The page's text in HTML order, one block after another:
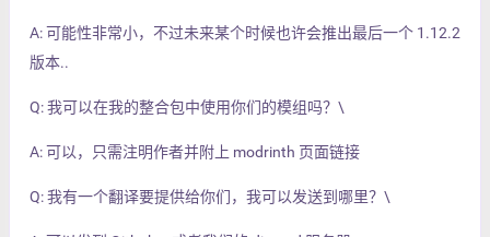
A: 可能性非常小，不过未来某个时候也许会推出最后一个 1.12.2
版本..
Q: 我可以在我的整合包中使用你们的模组吗？\
A: 可以，只需注明作者并附上 modrinth 页面链接
Q: 我有一个翻译要提供给你们，我可以发送到哪里？\